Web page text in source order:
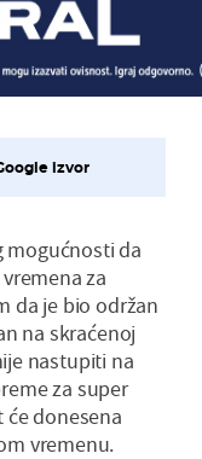
izvor
mogućnosti da
za
da je bio održan
na skraćenoj
nastupiti na
za super
donesena
vremenu.